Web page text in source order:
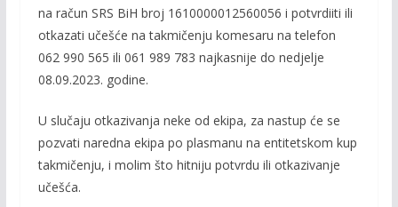
na račun SRS BiH broj 1610000012560056 i potvrdiiti ili
otkazati učešće na takmičenju komesaru na telefon
062 990 565 ili 061 989 783 najkasnije do nedjelje
08.09.2023. godine.
U slučaju otkazivanja neke od ekipa, za nastup će se
pozvati naredna ekipa po plasmanu na entitetskom kup
takmičenju, i molim što hitniju potvrdu ili otkazivanje
učešća.